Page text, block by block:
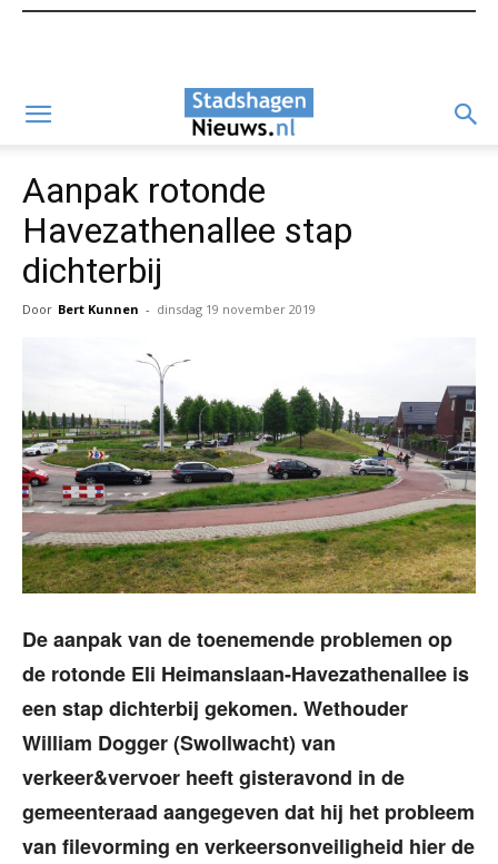
Aanpak rotonde
Havezathenallee stap
dichterbij
Door Bert Kunnen - dinsdag 19 november 2019
De aanpak van de toenemende problemen op
de rotonde Eli Heimanslaan-Havezathenallee is
een stap dichterbij gekomen. Wethouder
William Dogger (Swollwacht) van
verkeer&vervoer heeft gisteravond in de
gemeenteraad aangegeven dat hij het probleem
van filevorming en verkeersonveiligheid hier de